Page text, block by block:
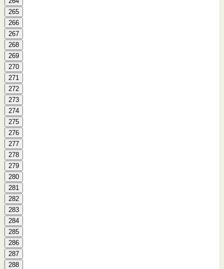
265
266
267
268
269
270
271
272
273
274
275
276
277
278
279
280
281
282
283
284
285
286
287
288